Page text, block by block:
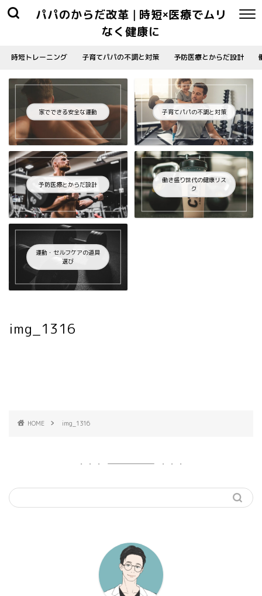
パパのからだ改革 | 時短×医療でムリ
なく健康に
時短トレーニング 子育てパパの不調と対策 予防医療とからだ設計
家でできる安全な運動 子育てパパの不調と対策
予防医療とからだ設計
働き盛り世代の健康リス
ク
運動・セルフケアの道具
選び
img_1316
HOME img_1316